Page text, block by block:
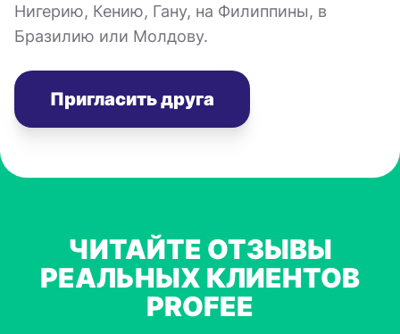
Нигерию, Кению, Гану, на Филиппины, в
Бразилию или Молдову.
Пригласить друга
ЧИТАЙТЕ ОТЗЫВЫ
РЕАЛЬНЫХ КЛИЕНТОВ
PROFEE